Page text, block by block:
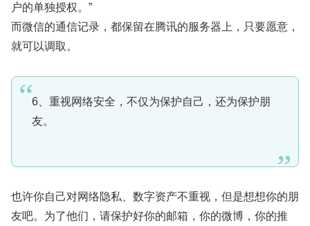
户的单独授权。”
而微信的通信记录，都保留在腾讯的服务器上，只要愿意，
就可以调取。
6、重视网络安全，不仅为保护自己，还为保护朋
友。
也许你自己对网络隐私、数字资产不重视，但是想想你的朋
友吧。为了他们，请保护好你的邮箱，你的微博，你的推